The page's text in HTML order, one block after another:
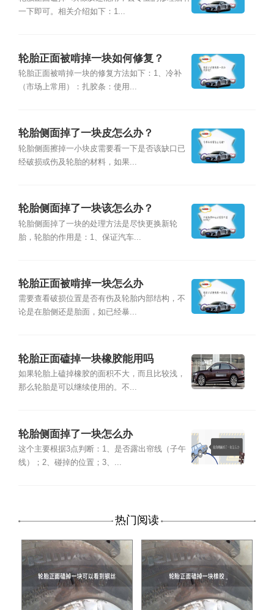
一下即可。相关介绍如下：1...
轮胎正面被啃掉一块如何修复？
轮胎正面被啃掉一块的修复方法如下：1、冷补
（市场上常用）：扎胶条：使用...
轮胎侧面掉了一块皮怎么办？
轮胎侧面擦掉一小块皮需要看一下是否该缺口已
经破损或伤及轮胎的材料，如果...
轮胎侧面掉了一块该怎么办？
轮胎侧面掉了一块的处理方法是尽快更换新轮
胎，轮胎的作用是：1、保证汽车...
轮胎正面被啃掉一块怎么办
需要查看破损位置是否有伤及轮胎内部结构，不
论是在胎侧还是胎面，如已经暴...
轮胎正面磕掉一块橡胶能用吗
如果轮胎上磕掉橡胶的面积不大，而且比较浅，
那么轮胎是可以继续使用的。不...
轮胎侧面掉了一块怎么办
这个主要根据3点判断：1、是否露出帘线（子午
线）；2、碰掉的位置；3、...
热门阅读